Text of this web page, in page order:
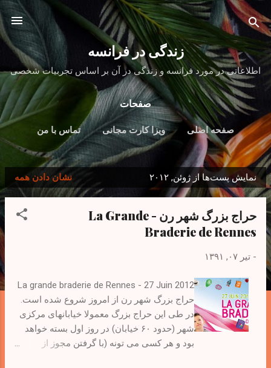
رد شدن به محتوای اصلی
زندگی در فرانسه
اطلاعاتی در مورد فرانسه و زندگی در آن بر اساس تجربیات شخصی
صفحات
صفحه اصلی ویزا کارت مجانی تماس با من
پ
س
ت‌
نمایش پست‌ها از ژوئن, ۲۰۱۲ نشان دادن همه
حراج بزرگ شهر رن - La Grande
Braderie de Rennes
- تیر ۰۷, ۱۳۹۱
La grande braderie de Rennes - 27 Juin 2012
حراج بزرگ شهر رن از امروز شروع شده است.
در طی این حراج بزرگ معمولا خیابانهای مرکزی
شهر (حدود ۶۰ خیابان) در روز اول بسته خواهد
بود و هر کسی می تونه (با گرفتن مجوز از